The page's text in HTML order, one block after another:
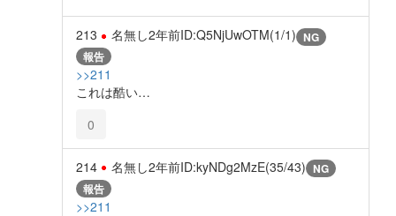
213 名無し2年前ID:Q5NjUwOTM(1/1) NG
報告
>>211
これは酷い…
0
214 名無し2年前ID:kyNDg2MzE(35/43) NG
報告
>>211